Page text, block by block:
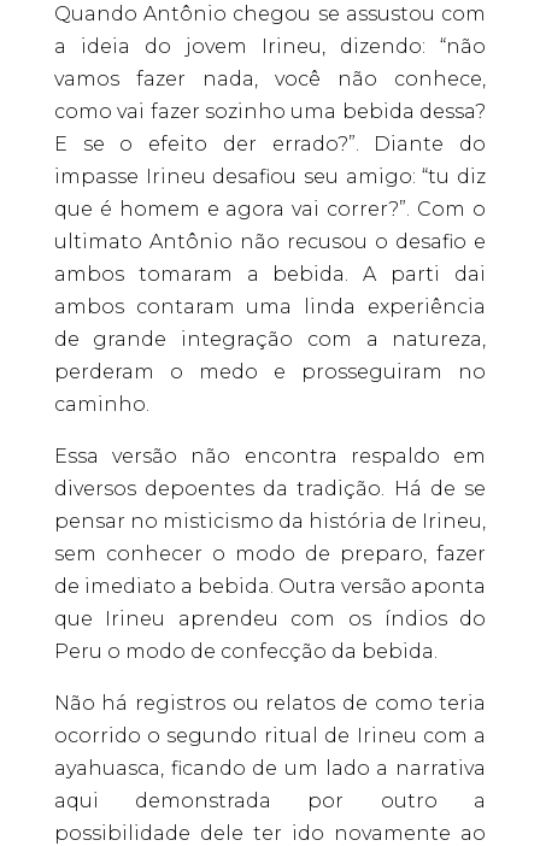
Quando Antônio chegou se assustou com
a ideia do jovem Irineu, dizendo: “não
vamos fazer nada, você não conhece,
como vai fazer sozinho uma bebida dessa?
E se o efeito der errado?”. Diante do
impasse Irineu desafiou seu amigo: “tu diz
que é homem e agora vai correr?”. Com o
ultimato Antônio não recusou o desafio e
ambos tomaram a bebida. A parti dai
ambos contaram uma linda experiência
de grande integração com a natureza,
perderam o medo e prosseguiram no
caminho.
Essa versão não encontra respaldo em
diversos depoentes da tradição. Há de se
pensar no misticismo da história de Irineu,
sem conhecer o modo de preparo, fazer
de imediato a bebida. Outra versão aponta
que Irineu aprendeu com os índios do
Peru o modo de confecção da bebida.
Não há registros ou relatos de como teria
ocorrido o segundo ritual de Irineu com a
ayahuasca, ficando de um lado a narrativa
aqui demonstrada por outro a
possibilidade dele ter ido novamente ao